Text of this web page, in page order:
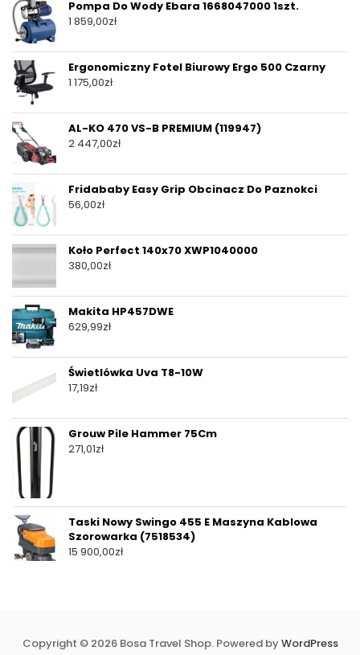
Pompa Do Wody Ebara 1668047000 1szt.
1 859,00zł
Ergonomiczny Fotel Biurowy Ergo 500 Czarny
1 175,00zł
AL-KO 470 VS-B PREMIUM (119947)
2 447,00zł
Fridababy Easy Grip Obcinacz Do Paznokci
56,00zł
Koło Perfect 140x70 XWP1040000
380,00zł
Makita HP457DWE
629,99zł
Świetlówka Uva T8-10W
17,19zł
Grouw Pile Hammer 75Cm
271,01zł
Taski Nowy Swingo 455 E Maszyna Kablowa
Szorowarka (7518534)
15 900,00zł
Copyright © 2026 Bosa Travel Shop. Powered byWordPress